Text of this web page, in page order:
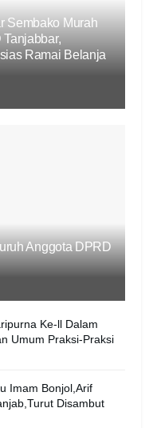
Sembako Murah
Ramai Belanja
Anggota DPRD
Ke-ll Dalam
Umum Praksi-Praksi
Imam Bonjol,Arif
Disambut